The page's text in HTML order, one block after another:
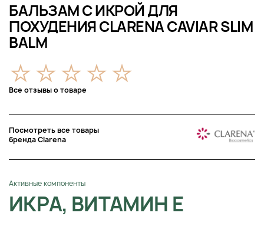
БАЛЬЗАМ С ИКРОЙ ДЛЯ
ПОХУДЕНИЯ CLARENA CAVIAR SLIM
BALM
Все отзывы о товаре
Посмотреть все товары
бренда Clarena
Активные компоненты
ИКРА, ВИТАМИН Е